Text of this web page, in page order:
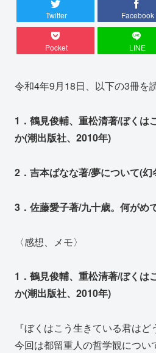
Twitter Facebook
Pocket LINE
令和4年9月18日、以下の3冊を
1．鶴見俊輔、重松清著/ぼくは
か(潮出版社、2010年)
2．吉本ばなな著/夢について(
3．佐藤愛子著/九十歳。何がめ
〈感想、メモ〉
1．鶴見俊輔、重松清著/ぼくは
か(潮出版社、2010年)
『ぼくはこう生きている君はど
今回は都留重人の哲学観につい